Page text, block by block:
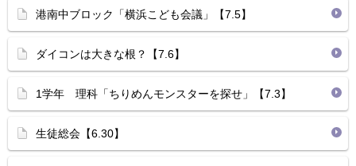
港南中ブロック「横浜こども会議」【7.5】
ダイコンは大きな根？【7.6】
1学年 理科「ちりめんモンスターを探せ」【7.3】
生徒総会【6.30】